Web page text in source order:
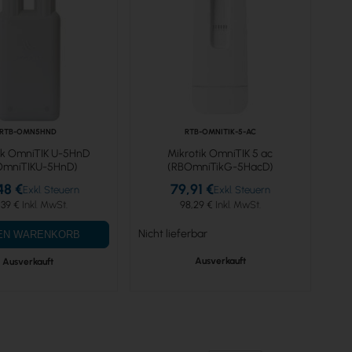
OMN5HND
OmniTIK U-5HnD
5HnD)
Ausverkauft
€
€
WARENKORB
RTB-OMNITIK-5-AC
Mikrotik OmniTIK 5 ac
(RBOmniTikG-5HacD)
Ausverkauft
98,29 €
79,91 €
Nicht lieferbar